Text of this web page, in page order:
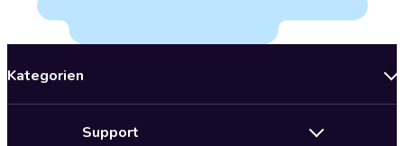
Kategorien
Support